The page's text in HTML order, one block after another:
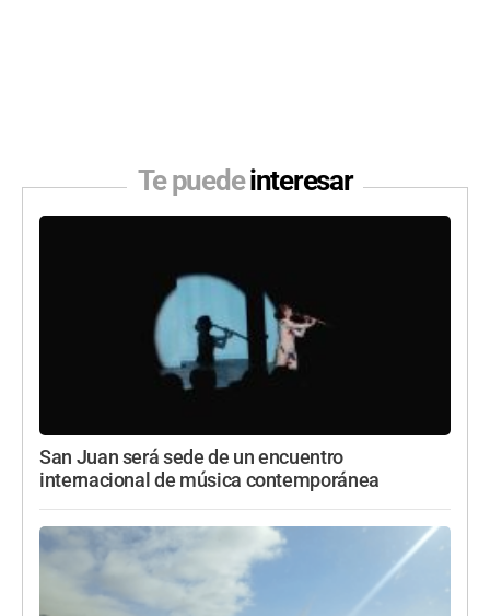
Te puedeinteresar
San Juan será sede de un encuentro
internacional de música contemporánea